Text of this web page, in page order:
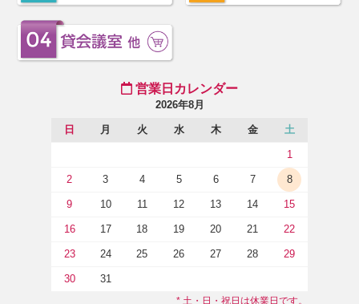
営業日カレンダー
2026年8月
日 月 火 水 木 金 土
1
2 3 4 5 6 7 8
9 10 11 12 13 14 15
16 17 18 19 20 21 22
23 24 25 26 27 28 29
30 31
* 土・日・祝日は休業日です。